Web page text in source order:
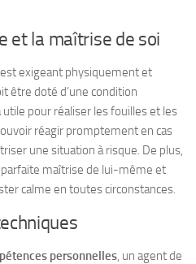
et la maîtrise de soi
est exigeant physiquement et
être doté d’une condition
utile pour réaliser les fouilles et les
réagir promptement en cas
une situation à risque. De plus,
maîtrise de lui-même et
calme en toutes circonstances.
personnelles, un agent de